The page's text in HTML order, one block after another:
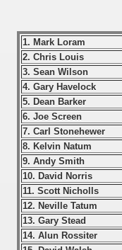
1. Mark Loram
2. Chris Louis
3. Sean Wilson
4. Gary Havelock
5. Dean Barker
6. Joe Screen
7. Carl Stonehewer
8. Kelvin Natum
9. Andy Smith
10. David Norris
11. Scott Nicholls
12. Neville Tatum
13. Gary Stead
14. Alun Rossiter
- 1969
- 1970